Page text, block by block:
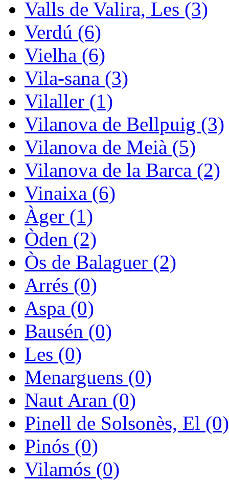
Valls de Valira, Les (3)
Verdú (6)
Vielha (6)
Vila-sana (3)
Vilaller (1)
Vilanova de Bellpuig (3)
Vilanova de Meià (5)
Vilanova de la Barca (2)
Vinaixa (6)
Àger (1)
Òden (2)
Òs de Balaguer (2)
Arrés (0)
Aspa (0)
Bausén (0)
Les (0)
Menarguens (0)
Naut Aran (0)
Pinell de Solsonès, El (0)
Pinós (0)
Vilamós (0)